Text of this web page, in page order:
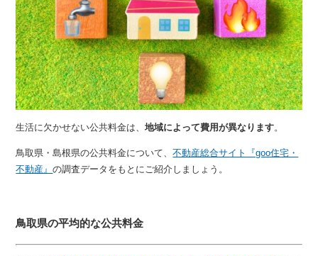
生活に欠かせない公共料金は、地域によって費用が異なります。
鳥取県・島根県の公共料金について、不動産総合サイト『goo住宅・
不動産』の調査データをもとにご紹介しましょう。
鳥取県の平均的な公共料金